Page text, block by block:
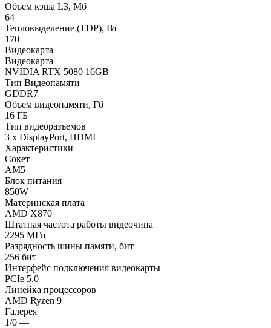
Объем кэша L3, Мб
64
Тепловыделение (TDP), Вт
170
Видеокарта
Видеокарта
NVIDIA RTX 5080 16GB
Тип Видеопамяти
GDDR7
Объем видеопамяти, Гб
16 ГБ
Тип видеоразъемов
3 x DisplayPort, HDMI
Характеристики
Сокет
AM5
Блок питания
850W
Материнская плата
AMD X870
Штатная частота работы видеочипа
2295 МГц
Разрядность шины памяти, бит
256 бит
Интерфейс подключения видеокарты
PCIe 5.0
Линейка процессоров
AMD Ryzen 9
Галерея
1/0 —